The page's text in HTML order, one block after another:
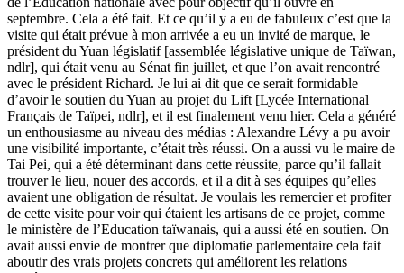
septembre. Cela a été fait. Et ce qu’il y a eu de fabuleux c’est que la
visite qui était prévue à mon arrivée a eu un invité de marque, le
président du Yuan législatif [assemblée législative unique de Taïwan,
ndlr], qui était venu au Sénat fin juillet, et que l’on avait rencontré
avec le président Richard. Je lui ai dit que ce serait formidable
d’avoir le soutien du Yuan au projet du Lift [Lycée International
Français de Taïpei, ndlr], et il est finalement venu hier. Cela a généré
un enthousiasme au niveau des médias : Alexandre Lévy a pu avoir
une visibilité importante, c’était très réussi. On a aussi vu le maire de
Tai Pei, qui a été déterminant dans cette réussite, parce qu’il fallait
trouver le lieu, nouer des accords, et il a dit à ses équipes qu’elles
avaient une obligation de résultat. Je voulais les remercier et profiter
de cette visite pour voir qui étaient les artisans de ce projet, comme
le ministère de l’Education taïwanais, qui a aussi été en soutien. On
avait aussi envie de montrer que diplomatie parlementaire cela fait
aboutir des vrais projets concrets qui améliorent les relations